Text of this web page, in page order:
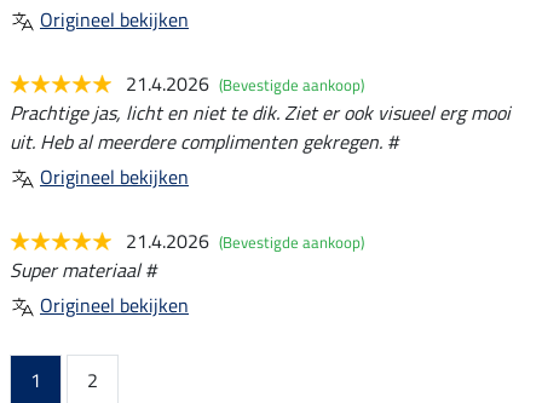
Origineel bekijken
21.4.2026 (Bevestigde aankoop)
Prachtige jas, licht en niet te dik. Ziet er ook visueel erg mooi
uit. Heb al meerdere complimenten gekregen. #
Origineel bekijken
21.4.2026 (Bevestigde aankoop)
Super materiaal #
Origineel bekijken
1
2